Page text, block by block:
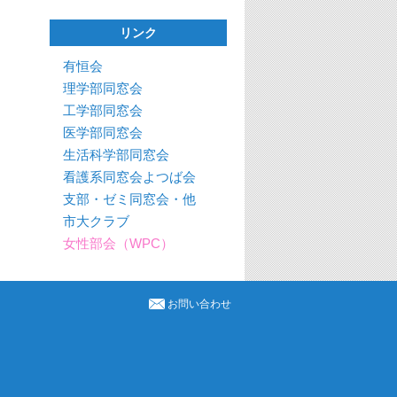
リンク
有恒会
理学部同窓会
工学部同窓会
医学部同窓会
生活科学部同窓会
看護系同窓会よつば会
支部・ゼミ同窓会・他
市大クラブ
女性部会（WPC）
お問い合わせ